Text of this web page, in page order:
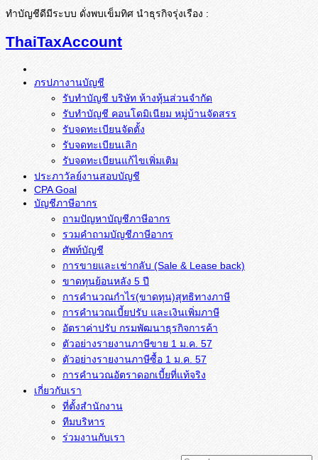
ทำบัญชีดีมีระบบ ดั่งพบเข็มทิศ นำธุรกิจรุ่งเรือง :
ThaiTaxAccount
ภรปภางานบัญชี
รับทำบัญชี บริษัท ห้างหุ้นส่วนจำกัด
รับทำบัญชี คอนโดมิเนียม หมู่บ้านจัดสรร
รับจดทะเบียนจัดตั้ง
รับจดทะเบียนเลิก
รับจดทะเบียนแก้ไขเพิ่มเติม
ประภาวัลย์งานสอบบัญชี
CPA Goal
บัญชีภาษีอากร
ถามปัญหาบัญชีภาษีอากร
รวมคำถามบัญชีภาษีอากร
ศัพท์บัญชี
การขายและเช่ากลับ (Sale & Lease back)
ขาดทุนย้อนหลัง 5 ปี
การคำนวณกำไร(ขาดทุน)สุทธิทางภาษี
การคำนวณเบี้ยปรับ และเงินเพิ่มภาษี
อัตราค่าปรับ กรมพัฒนาธุรกิจการค้า
ตัวอย่างรายงานภาษีขาย 1 ม.ค. 57
การคำนวณอัตราดอกเบี้ยที่แท้จริง
เกี่ยวกับเรา
ที่ตั้งสำนักงาน
ทีมบริหาร
ร่วมงานกับเรา